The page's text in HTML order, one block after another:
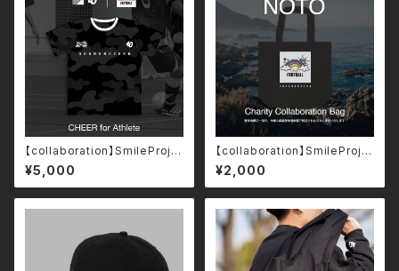
【collaboration】SmileProje
ct チャリティーゲームシャツ
¥5,000
【collaboration】SmileProje
ct チャリティートートバッグ
¥2,000